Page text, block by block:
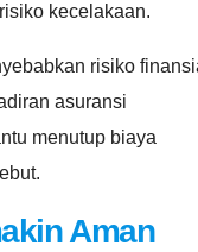
kecelakaan.
risiko
asuransi
menutup biaya
Aman